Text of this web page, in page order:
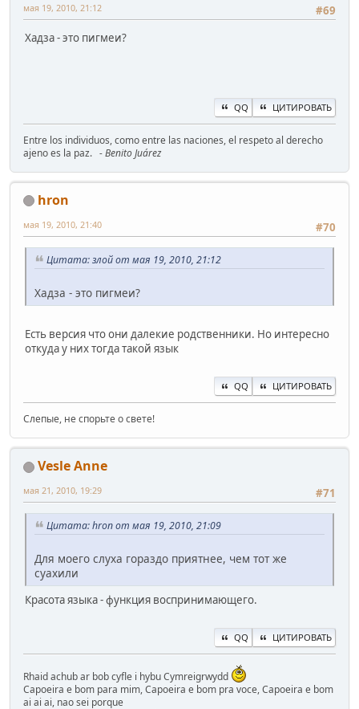
#69
мая 19, 2010, 21:12
Хадза - это пигмеи?
QQ ЦИТИРОВАТЬ
Entre los individuos, como entre las naciones, el respeto al derecho
ajeno es la paz. - Benito Juárez
hron
#70
мая 19, 2010, 21:40
Цитата: злой от мая 19, 2010, 21:12
Хадза - это пигмеи?
Есть версия что они далекие родственники. Но интересно
откуда у них тогда такой язык
QQ ЦИТИРОВАТЬ
Слепые, не спорьте о свете!
Vesle Anne
#71
мая 21, 2010, 19:29
Цитата: hron от мая 19, 2010, 21:09
Для моего слуха гораздо приятнее, чем тот же
суахили
Красота языка - функция воспринимающего.
QQ ЦИТИРОВАТЬ
Rhaid achub ar bob cyfle i hybu Cymreigrwydd
Capoeira e bom para mim, Capoeira e bom pra voce, Capoeira e bom
ai ai ai, nao sei porque